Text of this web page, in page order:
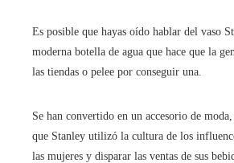
Es posible que hayas oído hablar del vaso
moderna botella de agua que hace que la
las tiendas o pelee por conseguir una.
Se han convertido en un accesorio de moda,
que Stanley utilizó la cultura de los
las mujeres y disparar las ventas de sus